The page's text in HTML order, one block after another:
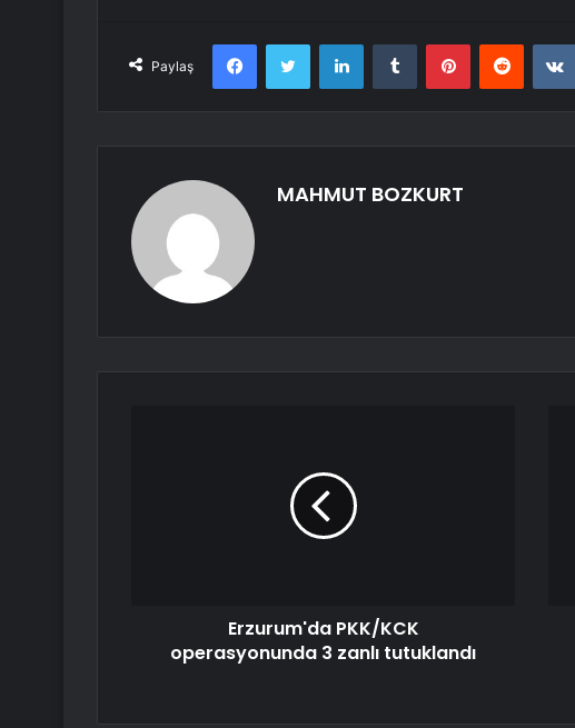
Paylaş
FacebookTwitter LinkedInTumblr PinterestReddit
MAHMUT BOZKURT
Erzurum'da PKK/KCK
operasyonunda 3 zanlı tutuklandı